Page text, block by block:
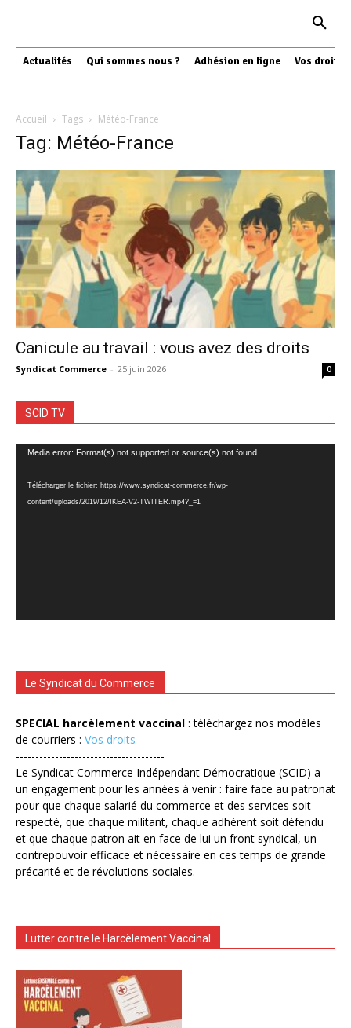
Actualités Qui sommes nous ? Adhésion en ligne Vos droits
Accueil Tags Météo-France
Tag: Météo-France
Canicule au travail : vous avez des droits
Syndicat Commerce - 25 juin 2026 0
SCID TV
Lecteur
Media error: Format(s) not supported or source(s) not found
Télécharger le fichier: https://www.syndicat-commerce.fr/wp-
content/uploads/2019/12/IKEA-V2-TWITER.mp4?_=1
Le Syndicat du Commerce
SPECIAL harcèlement vaccinal : téléchargez nos modèles
de courriers : Vos droits
--------------------------------------
Le Syndicat Commerce Indépendant Démocratique (SCID) a
un engagement pour les années à venir : faire face au patronat
pour que chaque salarié du commerce et des services soit
respecté, que chaque militant, chaque adhérent soit défendu
et que chaque patron ait en face de lui un front syndical, un
contrepouvoir efficace et nécessaire en ces temps de grande
précarité et de révolutions sociales.
Lutter contre le Harcèlement Vaccinal